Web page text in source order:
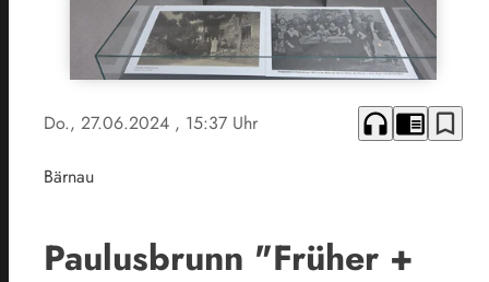
Do., 27.06.2024 , 15:37 Uhr headphones chrome_reader_mode bookmark_border
Bärnau
Paulusbrunn "Früher +